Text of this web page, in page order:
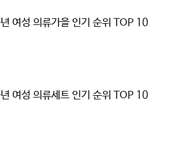
여성 의류가을 인기 순위 TOP 10
여성 의류세트 인기 순위 TOP 10